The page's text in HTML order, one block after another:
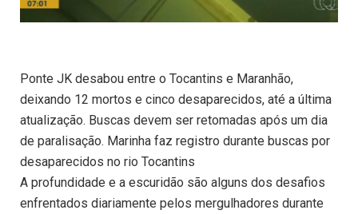
Ponte JK desabou entre o Tocantins e Maranhão,
deixando 12 mortos e cinco desaparecidos, até a última
atualização. Buscas devem ser retomadas após um dia
de paralisação. Marinha faz registro durante buscas por
desaparecidos no rio Tocantins
A profundidade e a escuridão são alguns dos desafios
enfrentados diariamente pelos mergulhadores durante